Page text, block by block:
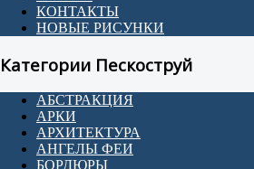
КОНТАКТЫ
НОВЫЕ РИСУНКИ
Категории Пескоструй
АБСТРАКЦИЯ
АРКИ
АРХИТЕКТУРА
АНГЕЛЫ ФЕИ
БОРДЮРЫ